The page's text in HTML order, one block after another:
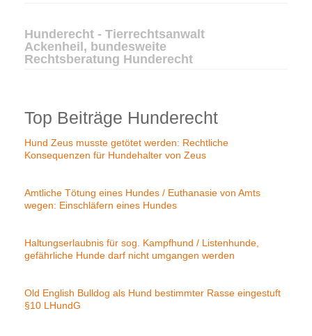
Hunderecht - Tierrechtsanwalt
Ackenheil, bundesweite
Rechtsberatung Hunderecht
Top Beiträge Hunderecht
Hund Zeus musste getötet werden: Rechtliche
Konsequenzen für Hundehalter von Zeus
Amtliche Tötung eines Hundes / Euthanasie von Amts
wegen: Einschläfern eines Hundes
Haltungserlaubnis für sog. Kampfhund / Listenhunde,
gefährliche Hunde darf nicht umgangen werden
Old English Bulldog als Hund bestimmter Rasse eingestuft
§10 LHundG